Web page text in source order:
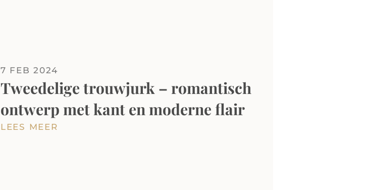
7 FEB 2024
Tweedelige trouwjurk – romantisch
ontwerp met kant en moderne flair
LEES MEER